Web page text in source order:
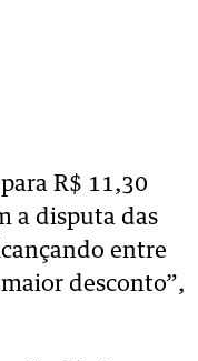
R$ 11,30
a disputa das
entre
desconto”,